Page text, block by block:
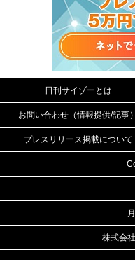
日刊サイゾーとは
お問い合わせ（情報提供/記事）
プレスリリース掲載について
株式会